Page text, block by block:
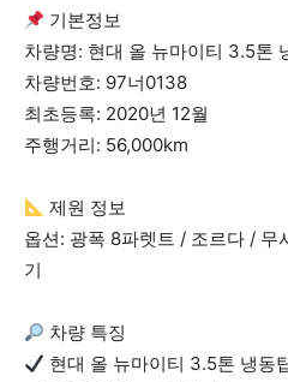
기본정보
차량명: 현대 올 뉴마이티 3.5톤
차량번호: 97너0138
최초등록: 2020년 12월
주행거리: 56,000km
제원 정보
옵션: 광폭 8파렛트 / 조르다 /
기
차량 특징
현대 올 뉴마이티 3.5톤 냉동